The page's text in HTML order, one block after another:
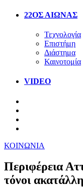
22ΟΣ ΑΙΩΝΑΣ
Τεχνολογία
Επιστήμη
Διάστημα
Καινοτομία
VIDEO
ΚΟΙΝΩΝΙΑ
Περιφέρεια
τόνοι